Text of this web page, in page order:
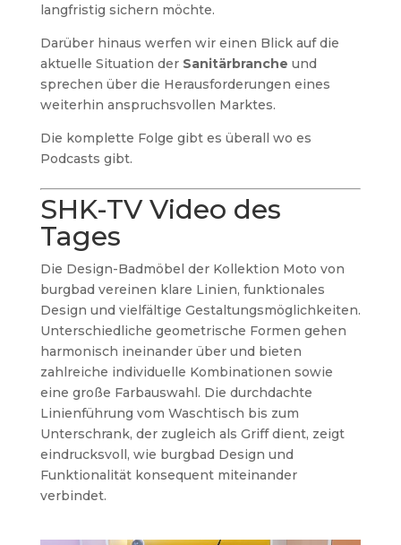
langfristig sichern möchte.
Darüber hinaus werfen wir einen Blick auf die
aktuelle Situation der Sanitärbranche und
sprechen über die Herausforderungen eines
weiterhin anspruchsvollen Marktes.
Die komplette Folge gibt es überall wo es
Podcasts gibt.
SHK-TV Video des
Tages
Die Design-Badmöbel der Kollektion Moto von
burgbad vereinen klare Linien, funktionales
Design und vielfältige Gestaltungsmöglichkeiten.
Unterschiedliche geometrische Formen gehen
harmonisch ineinander über und bieten
zahlreiche individuelle Kombinationen sowie
eine große Farbauswahl. Die durchdachte
Linienführung vom Waschtisch bis zum
Unterschrank, der zugleich als Griff dient, zeigt
eindrucksvoll, wie burgbad Design und
Funktionalität konsequent miteinander
verbindet.